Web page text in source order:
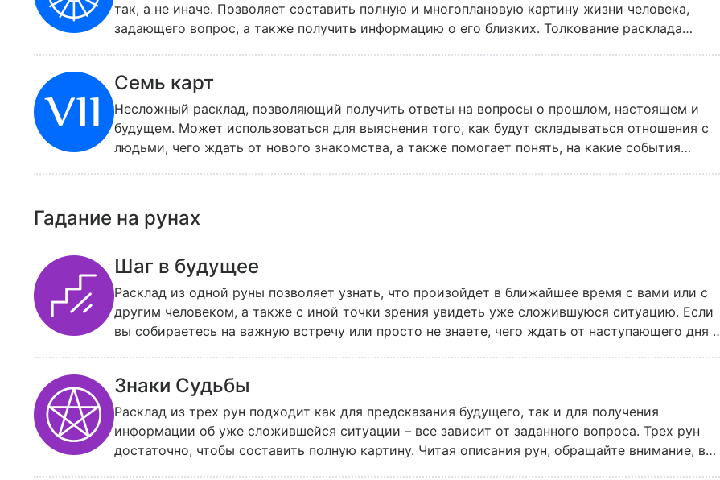
так, а не иначе. Позволяет составить полную и многоплановую картину жизни человека,
задающего вопрос, а также получить информацию о его близких. Толкование расклада
учитесь в университете и вам нужно узнать, как вы сдадите первую сессию. В таком случае
начинать нужно с карты, соответствующей Деве, ведь занятия у студентов начинаются в
начале сентября. Помните: толкование этого расклада нужно читать внимательно и
вдумчиво, без спешки, записывая и сохраняя для себя отдельные фразы. Если ответ все же
Семь карт
Несложный расклад, позволяющий получить ответы на вопросы о прошлом, настоящем и
будущем. Может использоваться для выяснения того, как будут складываться отношения с
людьми, чего ждать от нового знакомства, а также помогает понять, на какие события
прямых больше – ответ положительный, если больше перевернутых – отрицательный.
Гадание на рунах
Шаг в будущее
Расклад из одной руны позволяет узнать, что произойдет в ближайшее время с вами или с
другим человеком, а также с иной точки зрения увидеть уже сложившуюся ситуацию. Если
вы собираетесь на важную встречу или просто не знаете, чего ждать от наступающего дня –
внимательно прочитать описание руны, чтобы получить ответ на свой вопрос.
Знаки Судьбы
Расклад из трех рун подходит как для предсказания будущего, так и для получения
информации об уже сложившейся ситуации – все зависит от заданного вопроса. Трех рун
достаточно, чтобы составить полную картину. Читая описания рун, обращайте внимание, в